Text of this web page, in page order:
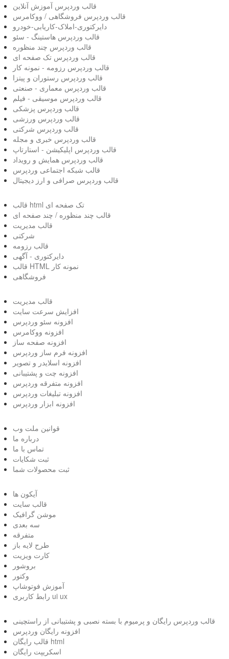
قالب وردپرس آموزش آنلاین
قالب وردپرس فروشگاهی / ووکامرس
دایرکتوری-املاک-کاریابی-خودرو
قالب وردپرس هاستینگ - سئو
قالب وردپرس چند منظوره
قالب وردپرس تک صفحه ای
قالب وردپرس رزومه - نمونه کار
قالب وردپرس رستوران و پیتزا
قالب وردپرس معماری - صنعتی
قالب وردپرس موسیقی - فیلم
قالب وردپرس پزشکی
قالب وردپرس ورزشی
قالب وردپرس شرکتی
قالب وردپرس خبری و مجله
قالب وردپرس اپلیکیشن - استارتاپ
قالب وردپرس همایش و رویداد
قالب شبکه اجتماعی وردپرس
قالب وردپرس صرافی و ارز دیجیتال
قالب html تک صفحه ای
قالب چند منظوره / چند صفحه ای
قالب مدیریت
شرکتی
قالب رزومه
دایرکتوری - آگهی
قالب HTML نمونه کار
فروشگاهی
قالب مدیریت
افزایش سرعت سایت
افزونه سئو وردپرس
افزونه ووکامرس
افزونه صفحه ساز
افزونه فرم ساز وردپرس
افزونه اسلایدر و تصویر
افزونه چت و پشتیبانی
افزونه متفرقه وردپرس
افزونه تبلیغات وردپرس
افزونه ابزار وردپرس
قوانین ملت وب
درباره ما
تماس با ما
ثبت شکایات
ثبت محصولات شما
آیکون ها
قالب سایت
موشن گرافیک
سه بعدی
متفرقه
طرح لایه باز
کارت ویزیت
بروشور
وکتور
آموزش فوتوشاپ
رابط کاربری ui ux
قالب وردپرس رایگان و پرمیوم با بسته نصبی و پشتیبانی از راستچینی
افزونه رایگان وردپرس
قالب رایگان html
اسکریپت رایگان